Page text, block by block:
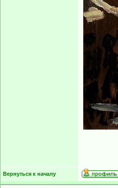
Вернуться к началу